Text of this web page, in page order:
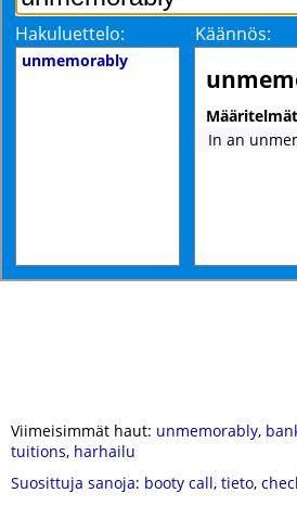
Hakuluettelo: Käännös:
unmemorably
In an
Viimeisimmät haut: unmemorably,
tuitions, harhailu
Suosittuja sanoja: booty call, tieto,